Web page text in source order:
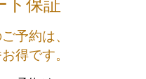
予約は、
得です。